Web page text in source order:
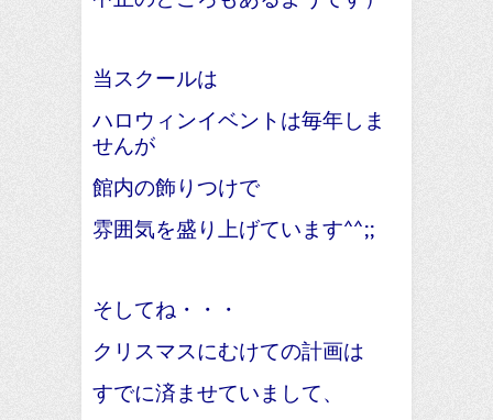
当スクールは
ハロウィンイベントは毎年しま
せんが
館内の飾りつけで
雰囲気を盛り上げています^^;;
そしてね・・・
クリスマスにむけての計画は
すでに済ませていまして、